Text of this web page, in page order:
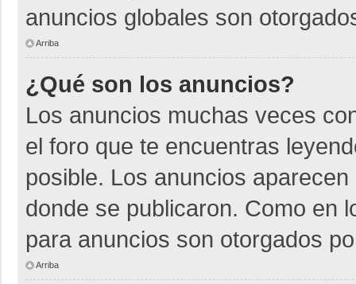
anuncios globales son
Arriba
¿Qué son los anuncios?
Los anuncios muchas veces
el foro que te encuentras
posible. Los anuncios
donde se publicaron. Como en
para anuncios son otorgados
Arriba